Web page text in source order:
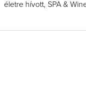
életre hívott, SPA &